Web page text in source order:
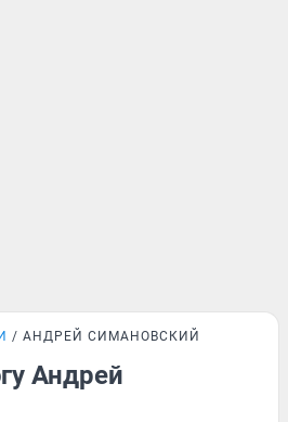
АНДРЕЙ СИМАНОВСКИЙ
Андрей